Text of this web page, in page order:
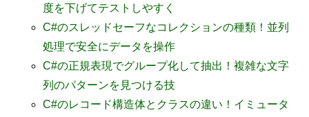
度を下げてテストしやすく
C#のスレッドセーフなコレクションの種類！並列
処理で安全にデータを操作
C#の正規表現でグループ化して抽出！複雑な文字
列のパターンを見つける技
C#のレコード構造体とクラスの違い！イミュータ